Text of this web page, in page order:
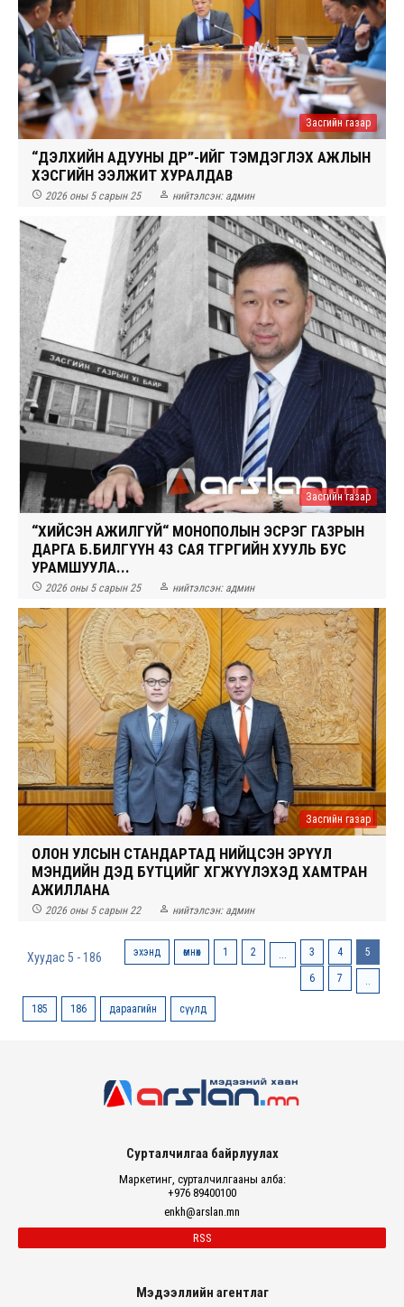
Засгийн газар
“ДЭЛХИЙН АДУУНЫ ӨДӨР”-ИЙГ ТЭМДЭГЛЭХ АЖЛЫН
ХЭСГИЙН ЭЭЛЖИТ ХУРАЛДАВ
 2026 оны 5 сарын 25  нийтэлсэн: админ
Засгийн газар
“ХИЙСЭН АЖИЛГҮЙ“ МОНОПОЛЫН ЭСРЭГ ГАЗРЫН
ДАРГА Б.БИЛГҮҮН 43 САЯ ТӨГРӨГИЙН ХУУЛЬ БУС
УРАМШУУЛА...
 2026 оны 5 сарын 25  нийтэлсэн: админ
Засгийн газар
ОЛОН УЛСЫН СТАНДАРТАД НИЙЦСЭН ЭРҮҮЛ
МЭНДИЙН ДЭД БҮТЦИЙГ ХӨГЖҮҮЛЭХЭД ХАМТРАН
АЖИЛЛАНА
 2026 оны 5 сарын 22  нийтэлсэн: админ
Хуудас 5 - 186 эхэнд өмнөх 1 2 ... 3 4 5
6 7 ..
185 186 дараагийн сүүлд
Сурталчилгаа байрлуулах
Маркетинг, сурталчилгааны алба:
+976 89400100
enkh@arslan.mn
RSS
Мэдээллийн агентлаг